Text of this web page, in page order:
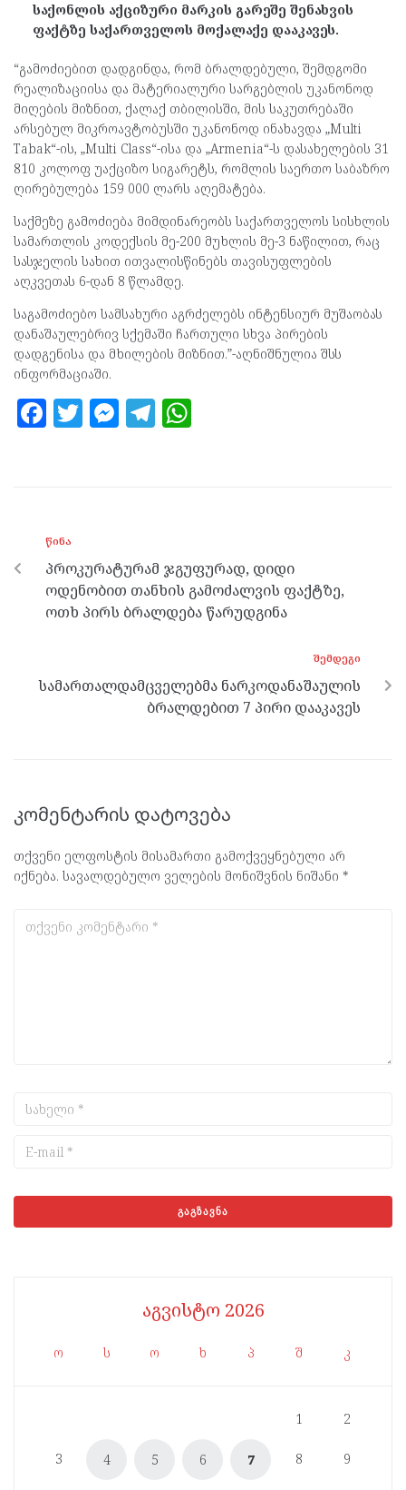
საქონლის აქციზური მარკის გარეშე შენახვის
ფაქტზე საქართველოს მოქალაქე დააკავეს.
“გამოძიებით დადგინდა, რომ ბრალდებული, შემდგომი
რეალიზაციისა და მატერიალური სარგებლის უკანონოდ
მიღების მიზნით, ქალაქ თბილისში, მის საკუთრებაში
არსებულ მიკროავტობუსში უკანონოდ ინახავდა „Multi
Tabak“-ის, „Multi Class“-ისა და „Armenia“-ს დასახელების 31
810 კოლოფ უაქციზო სიგარეტს, რომლის საერთო საბაზრო
ღირებულება 159 000 ლარს აღემატება.
საქმეზე გამოძიება მიმდინარეობს საქართველოს სისხლის
სამართლის კოდექსის მე-200 მუხლის მე-3 ნაწილით, რაც
სასჯელის სახით ითვალისწინებს თავისუფლების
აღკვეთას 6-დან 8 წლამდე.
საგამოძიებო სამსახური აგრძელებს ინტენსიურ მუშაობას
დანაშაულებრივ სქემაში ჩართული სხვა პირების
დადგენისა და მხილების მიზნით.”-აღნიშნულია შსს
ინფორმაციაში.
F
o
o
k
T M
er
T
m p
p
ᲬᲘᲜᲐ
პროკურატურამ ჯგუფურად, დიდი
ოდენობით თანხის გამოძალვის ფაქტზე,
ოთხ პირს ბრალდება წარუდგინა
ᲨᲔᲛᲓᲔᲒᲘ
სამართალდამცველებმა ნარკოდანაშაულის
ბრალდებით 7 პირი დააკავეს
კომენტარის დატოვება
თქვენი ელფოსტის მისამართი გამოქვეყნებული არ
იქნება. სავალდებულო ველების მონიშვნის ნიშანი *
აგვისტო 2026
ო ს ო ხ პ შ კ
1 2
3 4 5 6 7 8 9